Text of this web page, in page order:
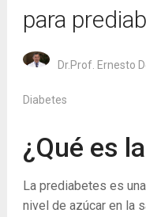
para
Dr.Prof. Ernesto
Diabetes
¿Qué es
La prediabetes es
nivel de azúcar en la